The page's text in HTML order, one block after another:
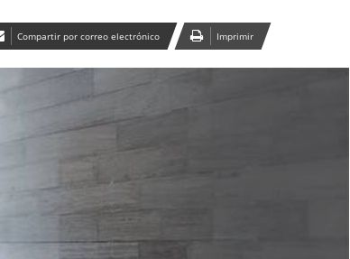
Compartir por correo electrónico Imprimir